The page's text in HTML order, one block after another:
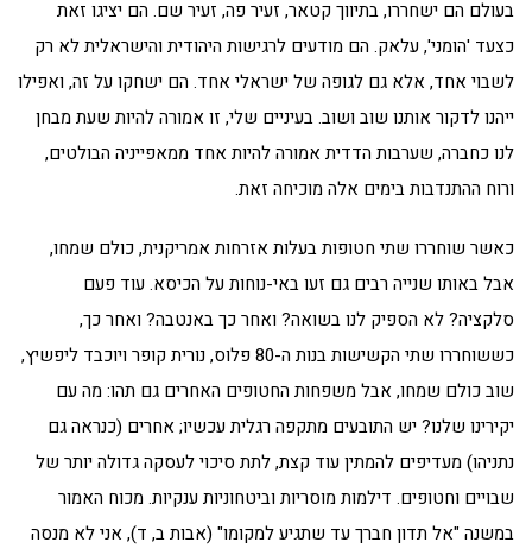
בעולם הם ישחררו, בתיווך קטאר, זעיר פה, זעיר שם. הם יציגו זאת
כצעד 'הומני', עלאק. הם מודעים לרגישות היהודית והישראלית לא רק
לשבוי אחד, אלא גם לגופה של ישראלי אחד. הם ישחקו על זה, ואפילו
ייהנו לדקור אותנו שוב ושוב. בעיניים שלי, זו אמורה להיות שעת מבחן
לנו כחברה, שערבות הדדית אמורה להיות אחד ממאפייניה הבולטים,
ורוח ההתנדבות בימים אלה מוכיחה זאת.
כאשר שוחררו שתי חטופות בעלות אזרחות אמריקנית, כולם שמחו,
אבל באותו שנייה רבים גם זעו באי-נוחות על הכיסא. עוד פעם
סלקציה? לא הספיק לנו בשואה? ואחר כך באנטבה? ואחר כך,
כששוחררו שתי הקשישות בנות ה-80 פלוס, נורית קופר ויוכבד ליפשיץ,
שוב כולם שמחו, אבל משפחות החטופים האחרים גם תהו: מה עם
יקירינו שלנו? יש התובעים מתקפה רגלית עכשיו; אחרים (כנראה גם
נתניהו) מעדיפים להמתין עוד קצת, לתת סיכוי לעסקה גדולה יותר של
שבויים וחטופים. דילמות מוסריות וביטחוניות ענקיות. מכוח האמור
במשנה "אל תדון חברך עד שתגיע למקומו" (אבות ב, ד), אני לא מנסה